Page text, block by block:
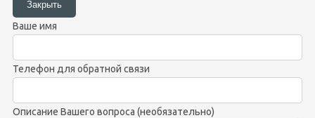
Ваше имя
Телефон для обратной связи
Описание Вашего вопроса (необязательно)